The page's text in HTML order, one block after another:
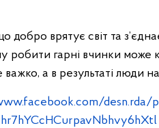
добро врятує світ та
робити гарні вчинки
важко, а в результаті люди
desn.rda/